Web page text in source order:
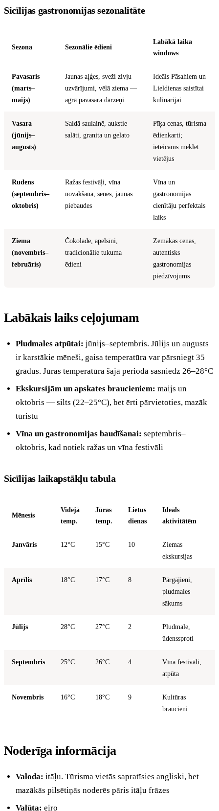
Sicīlijas gastronomijas sezonalitāte
Sezona Sezonālie ēdieni
Labākā laika
windows
Pavasaris
(marts–
maijs)
Jaunas aļģes, sveži zivju
uzvārījumi, vēlā ziema —
agrā pavasara dārzeņi
Ideāls Pāsahiem un
Lieldienas saistītai
kulinarijai
Vasara
(jūnijs–
augusts)
Saldā saulainē, aukstie
salāti, granita un gelato
Pīķa cenas, tūrisma
ēdienkarti;
ieteicams meklēt
vietējus
Rudens
(septembris–
oktobris)
Ražas festivāļi, vīna
novākšana, sēnes, jaunas
piebaudes
Vīna un
gastronomijas
cienītāju perfektais
laiks
Ziema
(novembris–
februāris)
Čokolade, apelsīni,
tradicionālie tukuma
ēdieni
Zemākas cenas,
autentisks
gastronomijas
piedzīvojums
Labākais laiks ceļojumam
Pludmales atpūtai: jūnijs–septembris. Jūlijs un augusts
ir karstākie mēneši, gaisa temperatūra var pārsniegt 35
grādus. Jūras temperatūra šajā periodā sasniedz 26–28°C
Ekskursijām un apskates braucieniem: maijs un
oktobris — silts (22–25°C), bet ērti pārvietoties, mazāk
tūristu
Vīna un gastronomijas baudīšanai: septembris–
oktobris, kad notiek ražas un vīna festivāli
Sicīlijas laikapstākļu tabula
Mēnesis
Vidējā
temp.
Jūras
temp.
Lietus
dienas
Ideāls
aktivitātēm
Janvāris 12°C 15°C 10
Ziemas
ekskursijas
Aprīlis 18°C 17°C 8
Pārgājieni,
pludmales
sākums
Jūlijs 28°C 27°C 2
Pludmale,
ūdenssproti
Septembris 25°C 26°C 4
Vīna festivāli,
atpūta
Novembris 16°C 18°C 9
Kultūras
braucieni
Noderīga informācija
Valoda: itāļu. Tūrisma vietās sapratīsies angliski, bet
mazākās pilsētiņās noderēs pāris itāļu frāzes
Valūta: eiro